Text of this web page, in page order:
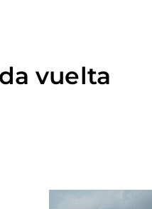
vuelta